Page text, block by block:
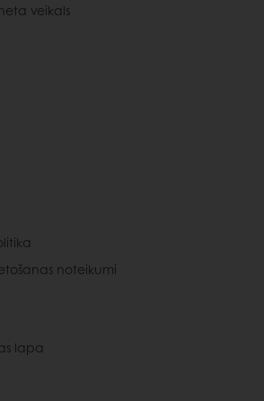
veikals
noteikumi
lapa